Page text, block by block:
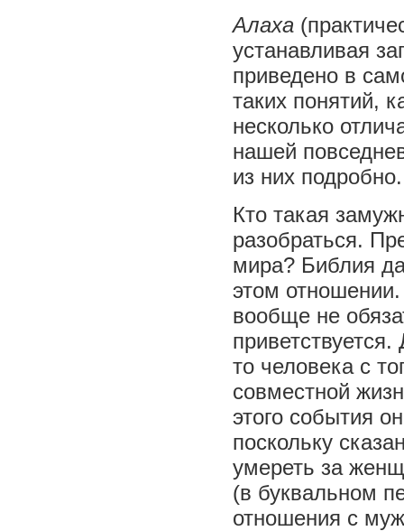
Алаха
устанавливая
приведено в
таких понятий,
несколько
нашей
из них подробно.
Кто такая
разобраться.
мира? Библия
этом
вообще не
то человека с
совместной
этого события
поскольку
умереть за
(в буквальном
отношения с